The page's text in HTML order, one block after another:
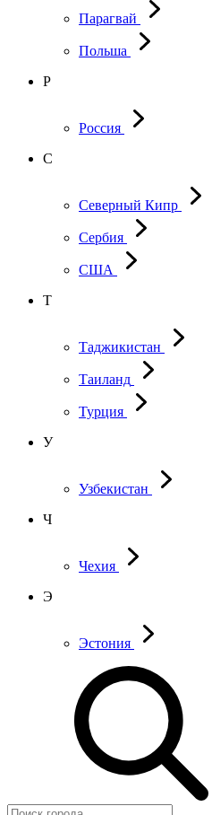
Парагвай
Польша
Р
Россия
С
Северный Кипр
Сербия
США
Т
Таджикистан
Таиланд
Турция
У
Узбекистан
Ч
Чехия
Э
Эстония